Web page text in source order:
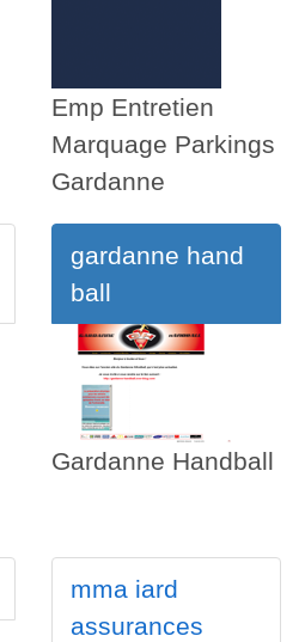
Emp Entretien
Marquage Parkings
Gardanne
gardanne hand
ball
Gardanne Handball
mma iard
assurances